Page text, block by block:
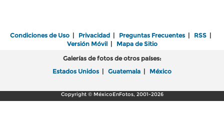
Condiciones de Uso | Privacidad | Preguntas Frecuentes | RSS |
Versión Móvil| Mapa de Sitio
Galerías de fotos de otros países:
Estados Unidos | Guatemala | México
Copyright © MéxicoEnFotos, 2001-2026